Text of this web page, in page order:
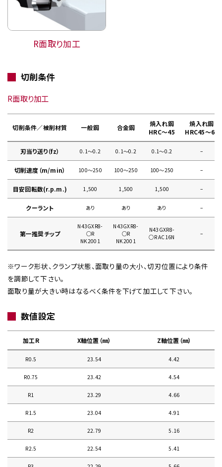
R面取り加工
切削条件
R面取り加工
切削条件／被削材質 一般鋼 合金鋼
焼入れ鋼
HRC～45
焼入れ鋼
HRC45～65
刃当り送り（fz） 0.1〜0.2 0.1〜0.2 0.1〜0.2 –
切削速度（m/min） 100〜250 100〜250 100〜250 –
目安回転数(r.p.m.) 1,500 1,500 1,500 –
クーラント あり あり あり –
第一推奨チップ
N43GXR8-
○R
NK2001
N43GXR8-
○R
NK2001
N43GXR8-
○R AC16N
–
※ワーク形状、クランプ状態、面取り量の大小、切刃位置により条件
を調節して下さい。
面取り量が大きい時はなるべく条件を下げて加工して下さい。
数値設定
加工R X軸位置（㎜） Z軸位置（㎜）
R0.5 23.54 4.42
R0.75 23.42 4.54
R1 23.29 4.66
R1.5 23.04 4.91
R2 22.79 5.16
R2.5 22.54 5.41